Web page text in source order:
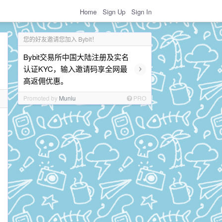
Home Sign Up Sign In
您的好友邀请您加入 Bybit！
Bybit交易所中国大陆注册及实名
认证KYC，输入邀请码享全网最
高返佣优惠。
›
Promoted by Muniu PRO